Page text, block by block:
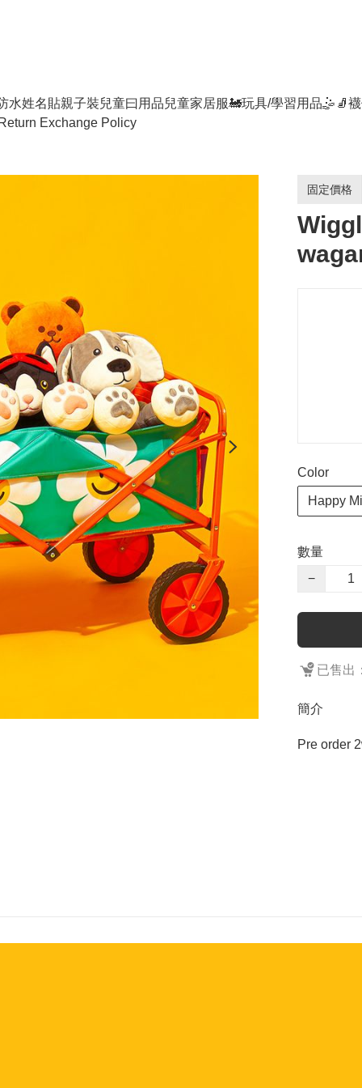
水姓名貼親子裝兒童曰用品兒童家居服🚂玩具/學習用品🤹 🧦
Exchange Policy
固定價格
Color
Happy
數量
−
已售出
簡介
Pre order